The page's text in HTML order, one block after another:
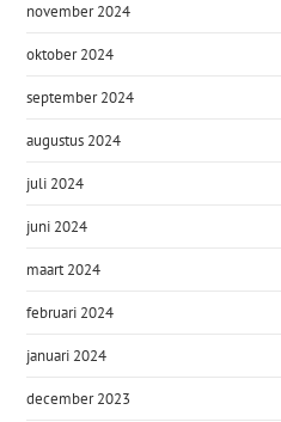
november 2024
oktober 2024
september 2024
augustus 2024
juli 2024
juni 2024
maart 2024
februari 2024
januari 2024
december 2023